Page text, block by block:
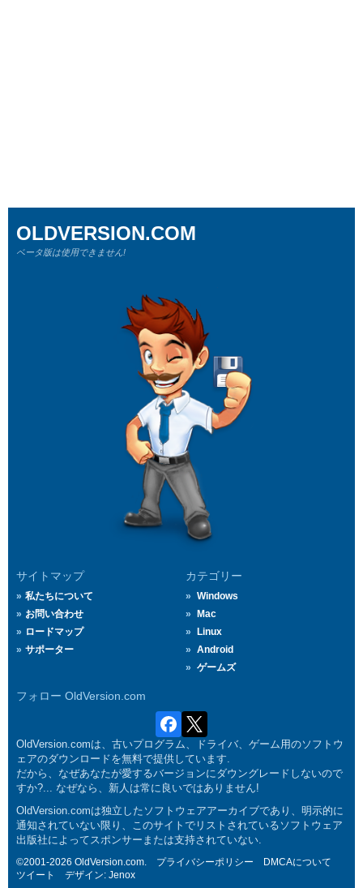
サイトマップ
私たちについて
お問い合わせ
ロードマップ
サポーター
カテゴリー
Windows
Mac
Linux
Android
ゲームズ
フォロー OldVersion.com
OLDVERSION.COM
ベータ版は使用できません!
OldVersion.comは、古いプログラム、ドライバ、ゲーム用のソフトウ
ェアのダウンロードを無料で提供しています.
だから、なぜあなたが愛するバージョンにダウングレードしないので
すか?... なぜなら、新人は常に良いではありません!
OldVersion.comは独立したソフトウェアアーカイブであり、明示的に
通知されていない限り、このサイトでリストされているソフトウェア
出版社によってスポンサーまたは支持されていない.
©2001-2026 OldVersion.com. プライバシーポリシー
DMCAについて
ツイート
デザイン: Jenox